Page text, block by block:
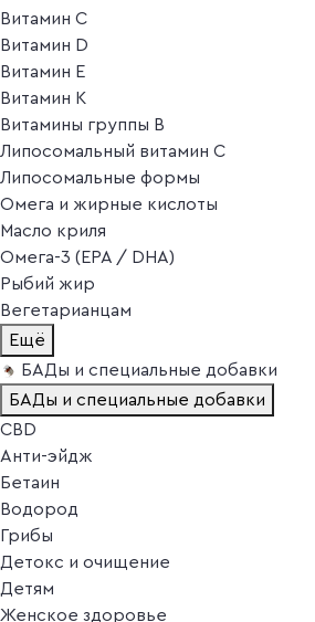
Витамин C
Витамин D
Витамин E
Витамин K
Витамины группы B
Липосомальный витамин C
Липосомальные формы
Омега и жирные кислоты
Масло криля
Омега-3 (EPA / DHA)
Рыбий жир
Вегетарианцам
Ещё
БАДы и специальные добавки
БАДы и специальные добавки
CBD
Анти-эйдж
Бетаин
Водород
Грибы
Детокс и очищение
Детям
Женское здоровье